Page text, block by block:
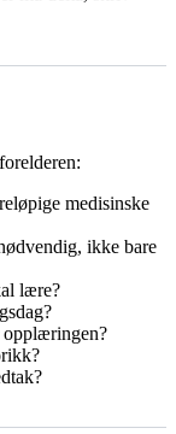
medisinske
ikke bare
lære?
opplæringen?